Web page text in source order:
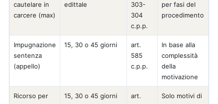
cautelare in
carcere (max)
edittale
303-
304
c.p.p.
per fasi del
procedimento
Impugnazione
sentenza
(appello)
15, 30 o 45 giorni
art.
585
c.p.p.
In base alla
complessità
della
motivazione
Ricorso per
15, 30 o 45 giorni
art.
Solo motivi di